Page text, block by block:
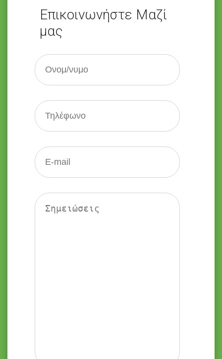
Επικοινωνήστε Μαζί
μας